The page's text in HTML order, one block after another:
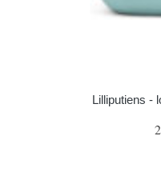
Lilliputiens -